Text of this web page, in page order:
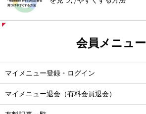
会員メニュー
マイメニュー登録・ログイン
マイメニュー退会（有料会員退会）